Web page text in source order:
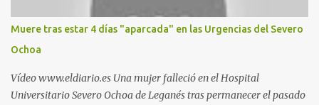
Nueva. Otro lugar: Escombrera de Polvoranca, entre Leganés y
Móstoles También en el parque de la Hispanidad, situado frente a
la Policía Local de Leganés de la calle Chile, 1, y junto al
cementerio de Butarque". Más información
Muere tras estar 4 días "aparcada" en las Urgencias del Severo
Ochoa
Vídeo www.eldiario.es Una mujer falleció en el Hospital
Universitario Severo Ochoa de Leganés tras permanecer el pasado